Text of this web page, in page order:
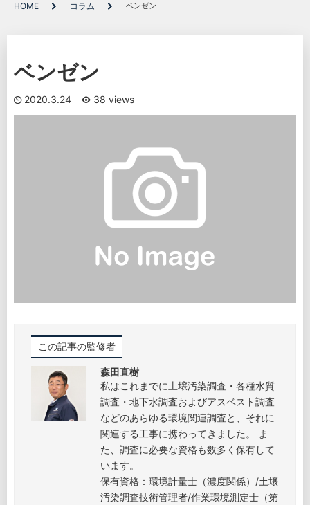
HOME コラム ベンゼン
ベンゼン
2020.3.24 38 views
森田直樹
私はこれまでに土壌汚染調査・各種水質
調査・地下水調査およびアスベスト調査
などのあらゆる環境関連調査と、それに
関連する工事に携わってきました。 ま
た、調査に必要な資格も数多く保有して
います。
保有資格：環境計量士（濃度関係）/土壌
汚染調査技術管理者/作業環境測定士（第